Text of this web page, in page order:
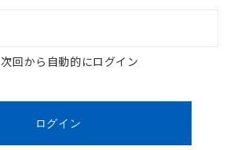
次回から自動的にログイン